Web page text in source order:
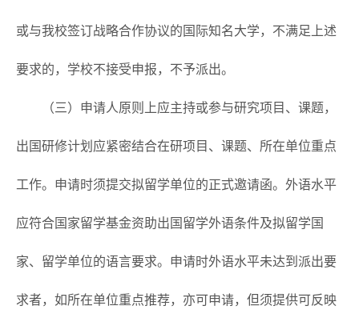
或与我校签订战略合作协议的国际知名大学，不满足上述
要求的，学校不接受申报，不予派出。
（三）申请人原则上应主持或参与研究项目、课题，
出国研修计划应紧密结合在研项目、课题、所在单位重点
工作。申请时须提交拟留学单位的正式邀请函。外语水平
应符合国家留学基金资助出国留学外语条件及拟留学国
家、留学单位的语言要求。申请时外语水平未达到派出要
求者，如所在单位重点推荐，亦可申请，但须提供可反映